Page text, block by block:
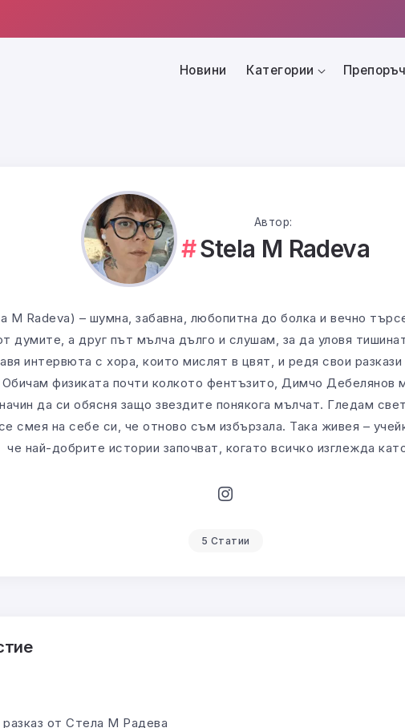
Новини Категории
Автор:
Stela M Radeva
M Radeva) – шумна, забавна, любопитна до болка и вечно
думите, а друг път мълча дълго и слушам, за да уловя
интервюта с хора, които мислят в цвят, и редя свои
физиката почти колкото фентъзито, Димчо Дебелянов
да си обясня защо звездите понякога мълчат. Гледам
смея на себе си, че отново съм избързала. Така живея –
че най-добрите истории започват, когато всичко изглежда
5 Статии
от Стела М Радева